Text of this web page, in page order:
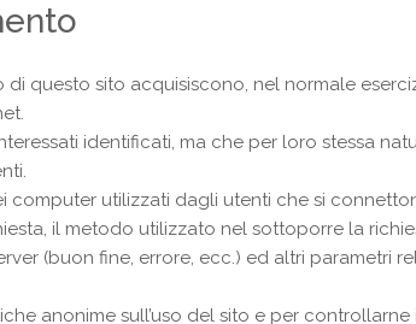
questo sito acquisiscono, nel normale
identificati, ma che per loro stessa
utilizzati dagli utenti che si
il metodo utilizzato nel sottoporre la
(buon fine, errore, ecc.) ed altri parametri
anonime sull’uso del sito e per